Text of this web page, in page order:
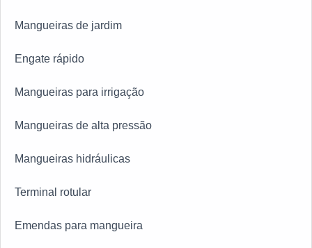
Mangueiras de jardim
Engate rápido
Mangueiras para irrigação
Mangueiras de alta pressão
Mangueiras hidráulicas
Terminal rotular
Emendas para mangueira